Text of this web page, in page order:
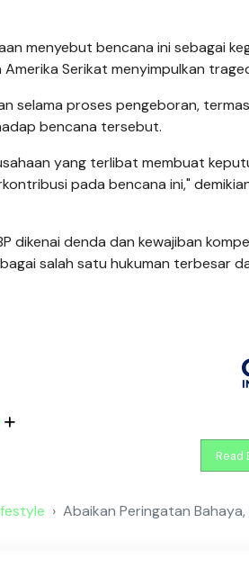
menyebut bencana ini sebagai
Serikat menyimpulkan
selama proses pengeboran,
bencana tersebut.
yang terlibat membuat
pada bencana ini,"
dikenai denda dan kewajiban
salah satu hukuman terbesar
Read
Abaikan Peringatan